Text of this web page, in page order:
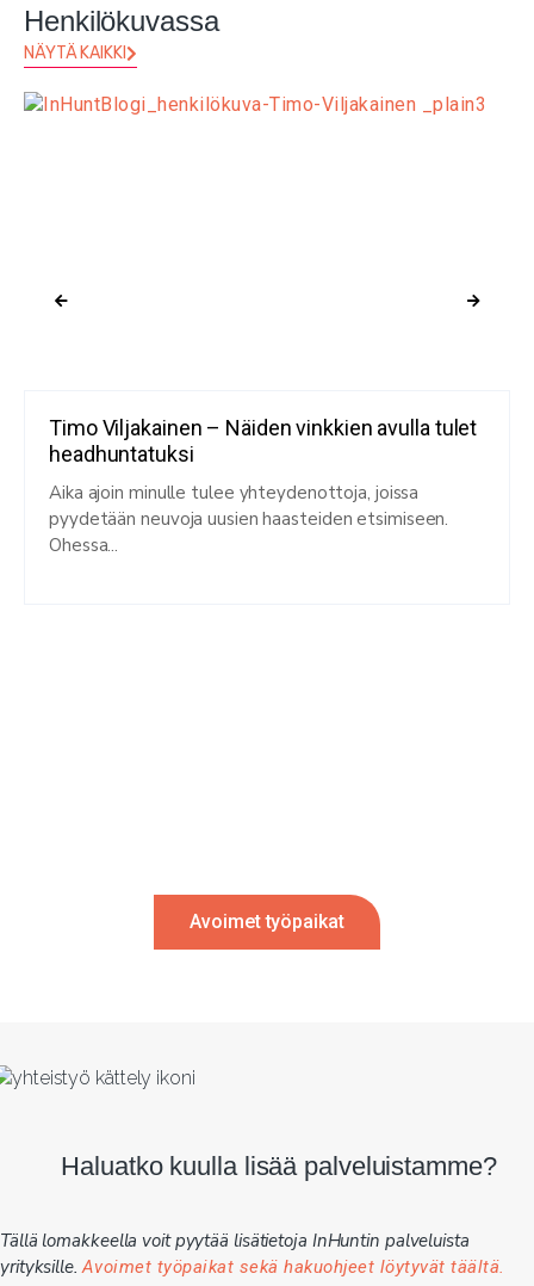
Henkilökuvassa
NÄYTÄ KAIKKI
Timo Viljakainen – Näiden vinkkien avulla tulet
headhuntatuksi
Aika ajoin minulle tulee yhteydenottoja, joissa
pyydetään neuvoja uusien haasteiden etsimiseen.
Ohessa...
Avoimet työpaikat
Haluatko kuulla lisää palveluistamme?
Tällä lomakkeella voit pyytää lisätietoja InHuntin palveluista
yrityksille.Avoimet työpaikat sekä hakuohjeet löytyvät täältä.